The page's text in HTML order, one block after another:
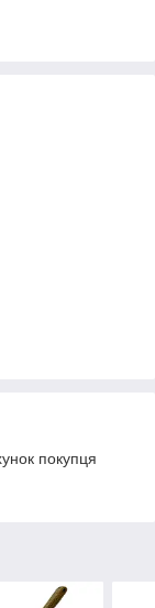
покупця